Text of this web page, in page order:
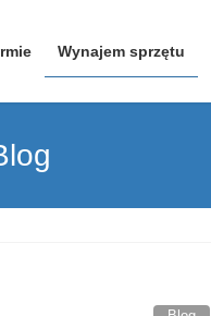
Wynajem sprzętu